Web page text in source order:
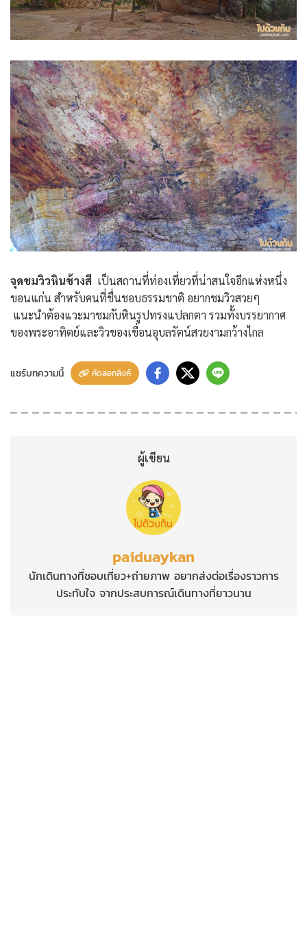
จุดชมวิวหินช้างสี เป็นสถานที่ท่องเที่ยวที่น่าสนใจอีกแห่งหนึ่ง
ขอนแก่น สำหรับคนที่ชื่นชอบธรรมชาติ อยากชมวิวสวยๆ
แนะนำต้องแวะมาชมกับหินรูปทรงแปลกตา รวมทั้งบรรยากาศ
ของพระอาทิตย์และวิวของเขื่อนอุบลรัตน์สวยงามกว้างไกล
แชร์บทความนี้ คัดลอกลิงค์
ผู้เขียน
paiduaykan
นักเดินทางที่ชอบเที่ยว+ถ่ายภาพ อยากส่งต่อเรื่องราวการ
ประทับใจ จากประสบการณ์เดินทางที่ยาวนาน